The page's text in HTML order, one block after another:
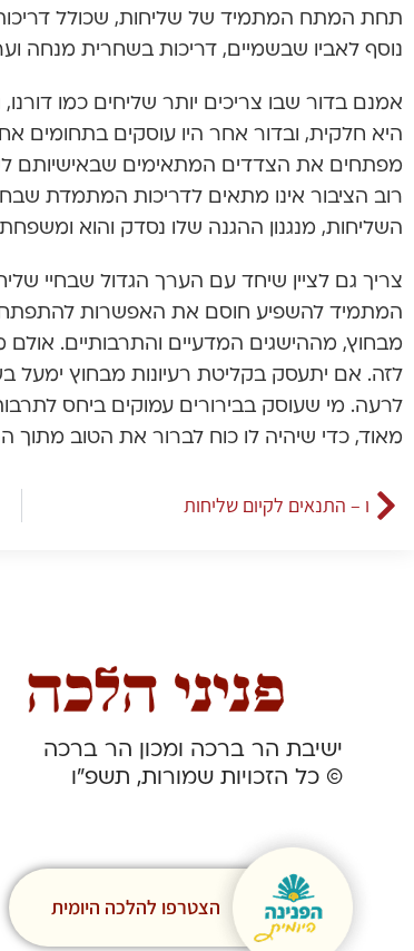
תחת המתח המתמיד של שליחות, שכולל
נוסף לאביו שבשמיים, דריכות בשחרית מנחה
אמנם בדור שבו צריכים יותר שליחים כמו
היא חלקית, ובדור אחר היו עוסקים בתחומים
מפתחים את הצדדים המתאימים שבאישיותם
רוב הציבור אינו מתאים לדריכות המתמדת
השליחות, מנגנון ההגנה שלו נסדק והוא
צריך גם לציין שיחד עם הערך הגדול שבחיי
המתמיד להשפיע חוסם את האפשרות להתפתח
מבחוץ, מההישגים המדעיים והתרבותיים. אולם
לזה. אם יתעסק בקליטת רעיונות מבחוץ ימעל
לרעה. מי שעוסק בבירורים עמוקים ביחס
מאוד, כדי שיהיה לו כוח לברור את הטוב מתוך
ו – התנאים לקיום שליחות
ישיבת הר ברכה ומכון הר ברכה
© כל הזכויות שמורות, תשפ”ו
הצטרפו להלכה היומית